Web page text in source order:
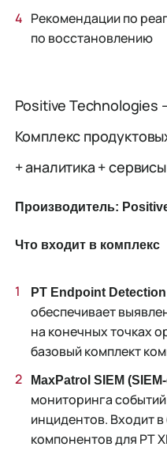
Рекомендации по
по восстановлению
Positive Technologies
Комплекс
+ аналитика +
Производитель:
Что входит в комплекс
PT Endpoint
обеспечивает
на конечных точках
базовый комплект
MaxPatrol SIEM
мониторинга
инцидентов. Входит
компонентов для PT